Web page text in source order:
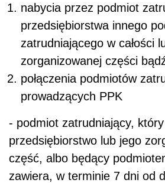
nabycia przez podmiot
przedsiębiorstwa innego
zatrudniającego w całości
zorganizowanej części
połączenia podmiotów
prowadzących PPK
- podmiot zatrudniający, który
przedsiębiorstwo lub jego
część, albo będący
zawiera, w terminie 7 dni od